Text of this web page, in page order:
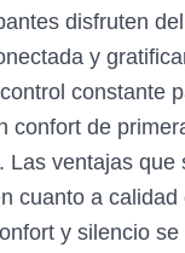
disfruten
y
constante
confort de
Las ventajas que
cuanto a calidad
y silencio